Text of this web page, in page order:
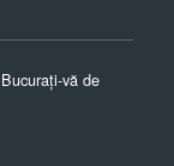
vă de